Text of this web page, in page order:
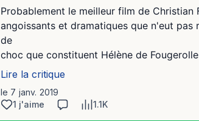
Probablement le meilleur film de
angoissants et dramatiques que n'eut
de
choc que constituent Hélène de
Lire la critique
le 7 janv. 2019
1 j'aime
1.1K